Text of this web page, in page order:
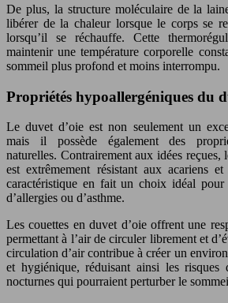
De plus, la structure moléculaire de la
libérer de la chaleur lorsque le corps se
lorsqu’il se réchauffe. Cette
maintenir une température corporelle
sommeil plus profond et moins interrompu.
Propriétés hypoallergéniques du
Le duvet d’oie est non seulement un
mais il possède également des
naturelles. Contrairement aux idées reçues,
est extrêmement résistant aux acariens
caractéristique en fait un choix idéal pour
d’allergies ou d’asthme.
Les couettes en duvet d’oie offrent une
permettant à l’air de circuler librement et
circulation d’air contribue à créer un
et hygiénique, réduisant ainsi les risques
nocturnes qui pourraient perturber le